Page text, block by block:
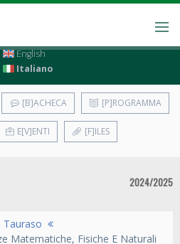
English
Italiano
[B]ACHECA [P]ROGRAMMA
E[V]ENTI [F]ILES
2024/2025
Tauraso
Matematiche, Fisiche E Naturali